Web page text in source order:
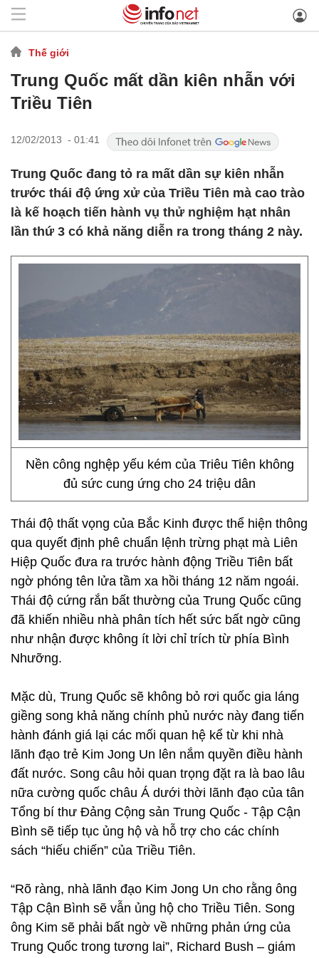
Thế giới
Trung Quốc mất dần kiên nhẫn với
Triều Tiên
12/02/2013 - 01:41
Trung Quốc đang tỏ ra mất dần sự kiên nhẫn
trước thái độ ứng xử của Triều Tiên mà cao trào
là kế hoạch tiến hành vụ thử nghiệm hạt nhân
lần thứ 3 có khả năng diễn ra trong tháng 2 này.
Nền công nghệp yếu kém của Triêu Tiên không
đủ sức cung ứng cho 24 triệu dân
Thái độ thất vọng của Bắc Kinh được thể hiện thông
qua quyết định phê chuẩn lệnh trừng phạt mà Liên
Hiệp Quốc đưa ra trước hành động Triều Tiên bất
ngờ phóng tên lửa tầm xa hồi tháng 12 năm ngoái.
Thái độ cứng rắn bất thường của Trung Quốc cũng
đã khiến nhiều nhà phân tích hết sức bất ngờ cũng
như nhận được không ít lời chỉ trích từ phía Bình
Nhưỡng.
Mặc dù, Trung Quốc sẽ không bỏ rơi quốc gia láng
giềng song khả năng chính phủ nước này đang tiến
hành đánh giá lại các mối quan hệ kể từ khi nhà
lãnh đạo trẻ Kim Jong Un lên nắm quyền điều hành
đất nước. Song câu hỏi quan trọng đặt ra là bao lâu
nữa cường quốc châu Á dưới thời lãnh đạo của tân
Tổng bí thư Đảng Cộng sản Trung Quốc - Tập Cận
Bình sẽ tiếp tục ủng hộ và hỗ trợ cho các chính
sách “hiếu chiến” của Triều Tiên.
“Rõ ràng, nhà lãnh đạo Kim Jong Un cho rằng ông
Tập Cận Bình sẽ vẫn ủng hộ cho Triều Tiên. Song
ông Kim sẽ phải bất ngờ về những phản ứng của
Trung Quốc trong tương lai”, Richard Bush – giám